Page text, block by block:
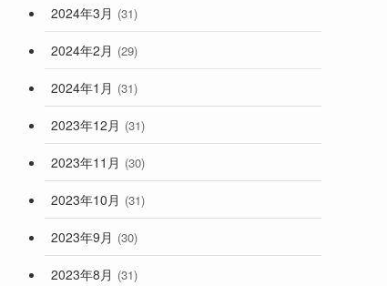
2024年3月 (31)
2024年2月 (29)
2024年1月 (31)
2023年12月 (31)
2023年11月 (30)
2023年10月 (31)
2023年9月 (30)
2023年8月 (31)